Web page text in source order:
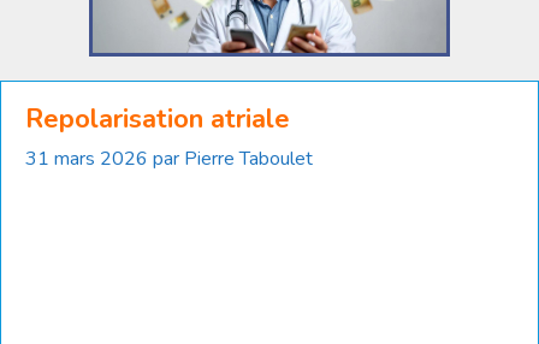
Repolarisation atriale
31 mars 2026 par Pierre Taboulet